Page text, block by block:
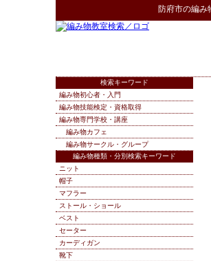
防府市の編み
検索キーワード
編み物初心者・入門
編み物技能検定・資格取得
編み物専門学校・講座
編み物カフェ
編み物サークル・グループ
編み物種類・分別検索キーワード
ニット
帽子
マフラー
ストール・ショール
ベスト
セーター
カーディガン
靴下